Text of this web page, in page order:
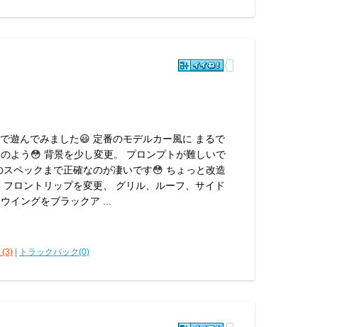
遊んでみました😃 定番のモデルカー風に まるで
よう😳 背景を少し変更。 プロンプトが難しいで
スペックまで正確なのが凄いです😳 ちょっと改造
フロントリップを変更、 グリル、ルーフ、サイド
イングをブラックア ...
(3) トラックバック(0)